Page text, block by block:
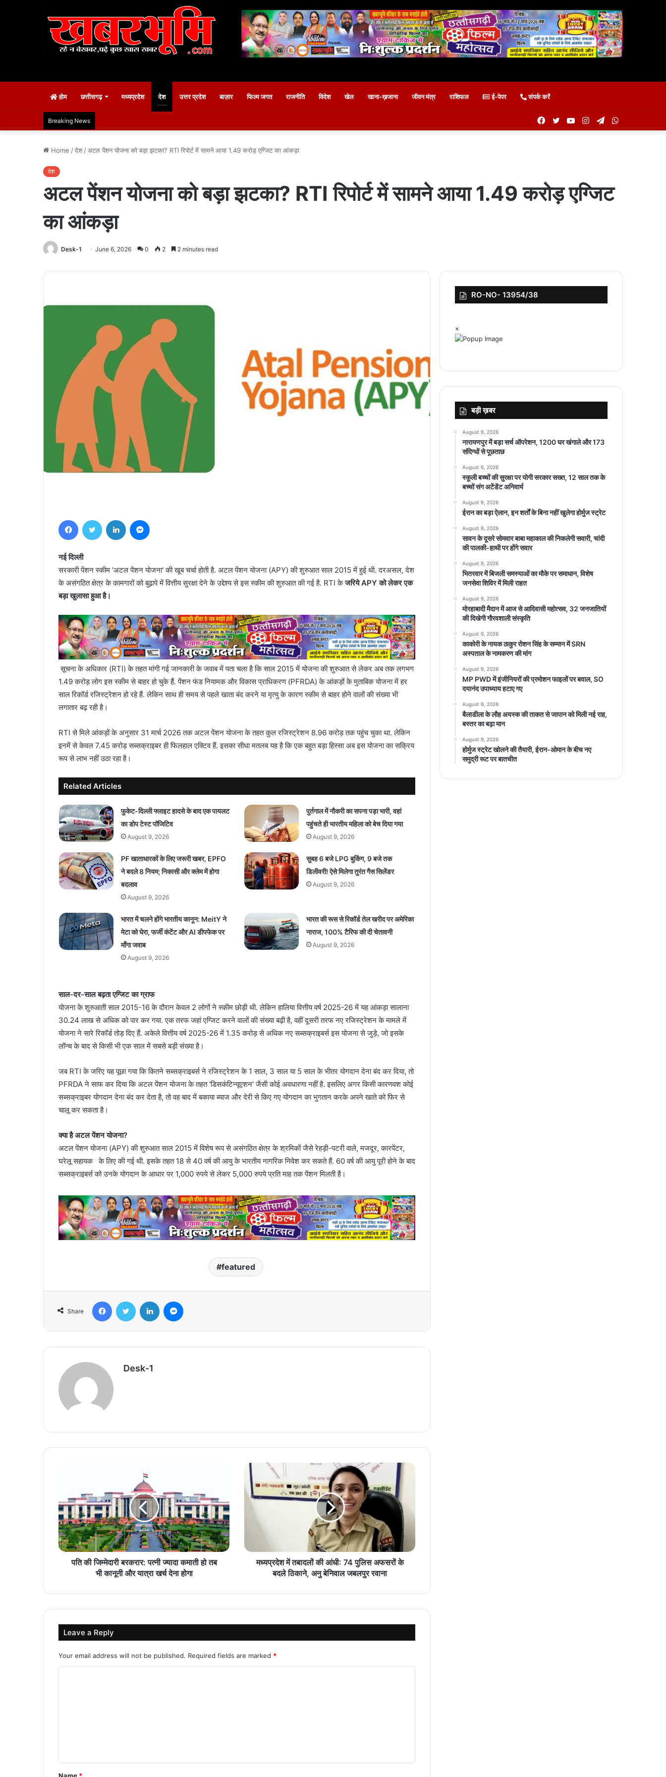
होम छत्तीसगढ़ मध्यप्रदेश देश उत्तर प्रदेश बाज़ार फिल्म जगत राजनीति विदेश खेल खाना-ख़जाना जीवन मंत्र राशिफल ई-पेपर संपर्क करें
Breaking News Telegram
Instagram
YouTube
Twitter
Facebook
Home /देश /अटल पेंशन योजना को बड़ा झटका? RTI रिपोर्ट में सामने आया 1.49 करोड़ एग्जिट का आंकड़ा
देश
अटल पेंशन योजना को बड़ा झटका? RTI रिपोर्ट में सामने आया 1.49 करोड़ एग्जिट
का आंकड़ा
Desk-1 June 6, 2026 0 2 2 minutes read
नई दिल्ली
सरकारी पेंशन स्कीम 'अटल पेंशन योजना' की खूब चर्चा होती है. अटल पेंशन योजना (APY) की शुरुआत साल 2015 में हुई थी. दरअसल, देश
के असंगठित क्षेत्र के कामगारों को बुढ़ापे में वित्तीय सुरक्षा देने के उद्देश्य से इस स्कीम की शुरुआत की गई है. RTI केजरिये APY को लेकर एक
बड़ा खुलासा हुआ है।
सूचना के अधिकार (RTI) के तहत मांगी गई जानकारी के जवाब में पता चला है कि साल 2015 में योजना की शुरुआत से लेकर अब तक लगभग
1.49 करोड़ लोग इस स्कीम से बाहर हो चुके हैं. पेंशन फंड नियामक और विकास प्राधिकरण (PFRDA) के आंकड़ों के मुताबिक योजना में हर
साल रिकॉर्ड रजिस्ट्रेशन हो रहे हैं. लेकिन साथ ही समय से पहले खाता बंद करने या मृत्यु के कारण स्कीम से बाहर होने वालों की संख्या भी
लगातार बढ़ रही है।
RTI से मिले आंकड़ों के अनुसार 31 मार्च 2026 तक अटल पेंशन योजना के तहत कुल रजिस्ट्रेशन 8.96 करोड़ तक पहुंच चुका था. लेकिन
इनमें से केवल 7.45 करोड़ सब्सक्राइबर ही फिलहाल एक्टिव हैं. इसका सीधा मतलब यह है कि एक बहुत बड़ा हिस्सा अब इस योजना का सक्रिय
रूप से लाभ नहीं उठा रहा है।
Related Articles
फुकेट-दिल्ली फ्लाइट हादसे के बाद एक पायलट
का डोप टेस्ट पॉजिटिव
August 9, 2026
पुर्तगाल में नौकरी का सपना पड़ा भारी, वहां
पहुंचते ही भारतीय महिला को बेच दिया गया
August 9, 2026
PF खाताधारकों के लिए जरूरी खबर, EPFO
ने बदले 8 नियम; निकासी और क्लेम में होगा
बदलाव
August 9, 2026
सुबह 6 बजे LPG बुकिंग, 9 बजे तक
डिलीवरी! ऐसे मिलेगा तुरंत गैस सिलेंडर
August 9, 2026
भारत में चलने होंगे भारतीय कानून: MeitY ने
मेटा को घेरा, फर्जी कंटेंट और AI डीपफेक पर
माँगा जवाब
August 9, 2026
भारत की रूस से रिकॉर्ड तेल खरीद पर अमेरिका
नाराज, 100% टैरिफ की दी चेतावनी
August 9, 2026
साल-दर-साल बढ़ता एग्जिट का ग्राफ
योजना के शुरुआती साल 2015-16 के दौरान केवल 2 लोगों ने स्कीम छोड़ी थी. लेकिन हालिया वित्तीय वर्ष 2025-26 में यह आंकड़ा सालाना
30.24 लाख से अधिक को पार कर गया. एक तरफ जहां एग्जिट करने वालों की संख्या बढ़ी है, वहीं दूसरी तरफ नए रजिस्ट्रेशन के मामले में
योजना ने सारे रिकॉर्ड तोड़ दिए हैं. अकेले वित्तीय वर्ष 2025-26 में 1.35 करोड़ से अधिक नए सब्सक्राइबर्स इस योजना से जुड़े, जो इसके
लॉन्च के बाद से किसी भी एक साल में सबसे बड़ी संख्या है।
जब RTI के जरिए यह पूछा गया कि कितने सब्सक्राइबर्स ने रजिस्ट्रेशन के 1 साल, 3 साल या 5 साल के भीतर योगदान देना बंद कर दिया, तो
PFRDA ने साफ कर दिया कि अटल पेंशन योजना के तहत 'डिसकंटिन्यूएशन' जैसी कोई अवधारणा नहीं है. इसलिए अगर किसी कारणवश कोई
सब्सक्राइबर योगदान देना बंद कर देता है, तो वह बाद में बकाया ब्याज और देरी से किए गए योगदान का भुगतान करके अपने खाते को फिर से
चालू कर सकता है।
क्या है अटल पेंशन योजना?
अटल पेंशन योजना (APY) की शुरुआत साल 2015 में विशेष रूप से असंगठित क्षेत्र के श्रमिकों जैसे रेहड़ी-पटरी वाले, मजदूर, कारपेंटर,
घरेलू सहायक के लिए की गई थी. इसके तहत 18 से 40 वर्ष की आयु के भारतीय नागरिक निवेश कर सकते हैं. 60 वर्ष की आयु पूरी होने के बाद
सब्सक्राइबर्स को उनके योगदान के आधार पर 1,000 रुपये से लेकर 5,000 रुपये प्रति माह तक पेंशन मिलती है।
featured
Share
Desk-1
पति की जिम्मेदारी बरकरार: पत्नी ज्यादा कमाती हो तब
भी कानूनी और यात्रा खर्च देना होगा
मध्यप्रदेश में तबादलों की आंधी: 74 पुलिस अफसरों के
बदले ठिकाने, अनु बेनिवाल जबलपुर रवाना
Leave a Reply
Your email address will not be published. Required fields are marked *
t
RO-NO- 13954/38
×
बड़ी ख़बर
August 9, 2026
नारायणपुर में बड़ा सर्च ऑपरेशन, 1200 घर खंगाले और 173
संदिग्धों से पूछताछ
August 9, 2026
स्कूली बच्चों की सुरक्षा पर योगी सरकार सख्त, 12 साल तक के
बच्चों संग अटेंडेंट अनिवार्य
August 9, 2026
ईरान का बड़ा ऐलान, इन शर्तों के बिना नहीं खुलेगा होर्मुज स्ट्रेट
August 9, 2026
सावन के दूसरे सोमवार बाबा महाकाल की निकलेगी सवारी, चांदी
की पालकी-हाथी पर होंगे सवार
August 9, 2026
भितरवार में बिजली समस्याओं का मौके पर समाधान, विशेष
जनसेवा शिविर में मिली राहत
August 9, 2026
मोरहाबादी मैदान में आज से आदिवासी महोत्सव, 32 जनजातियों
की दिखेगी गौरवशाली संस्कृति
August 9, 2026
काकोरी के नायक ठाकुर रोशन सिंह के सम्मान में SRN
अस्पताल के नामकरण की मांग
August 9, 2026
MP PWD में इंजीनियरों की प्रमोशन फाइलों पर बवाल, SO
दयानंद उपाध्याय हटाए गए
August 9, 2026
बैलाडीला के लौह अयस्क की ताकत से जापान को मिली नई राह,
बस्तर का बढ़ा मान
August 9, 2026
होर्मुज स्ट्रेट खोलने की तैयारी, ईरान-ओमान के बीच नए
समुद्री रूट पर बातचीत